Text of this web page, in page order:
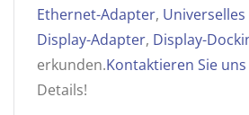
Ethernet-Adapter,
Display-Adapter, Display-
erkunden.Kontaktieren Sie uns
Details!